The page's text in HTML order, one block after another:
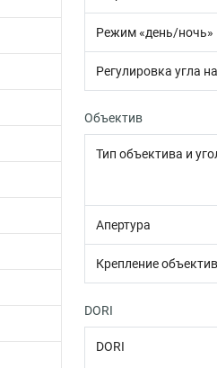
Режим «день/ночь»
Регулировка угла
Объектив
Тип объектива и
Апертура
Крепление
DORI
DORI